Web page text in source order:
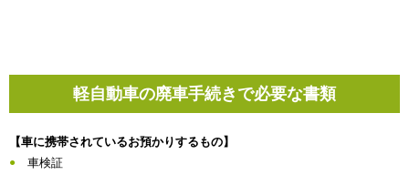
軽自動車の廃車手続きで必要な書類
【車に携帯されているお預かりするもの】
車検証